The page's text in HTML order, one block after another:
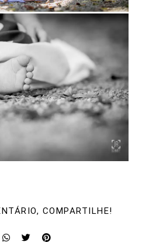
COMPARTILHE!